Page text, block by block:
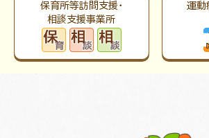
保育所等訪問支援・
相談支援事業所
運動